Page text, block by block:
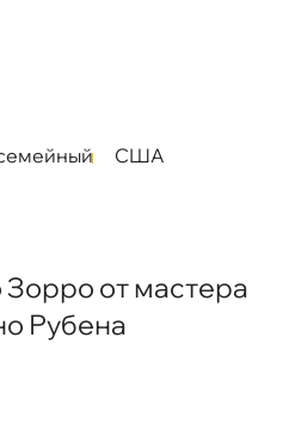
США
от мастера
Рубена